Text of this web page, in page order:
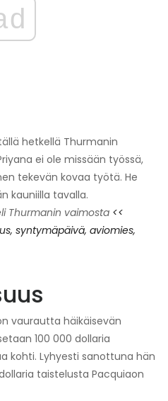
hetkellä Thurmanin
ei ole missään työssä,
tekevän kovaa työtä. He
kauniilla tavalla.
Thurmanin vaimosta <<
syntymäpäivä, aviomies,
vaurautta häikäisevän
100 000 dollaria
kohti. Lyhyesti sanottuna hän
taistelusta Pacquiaon